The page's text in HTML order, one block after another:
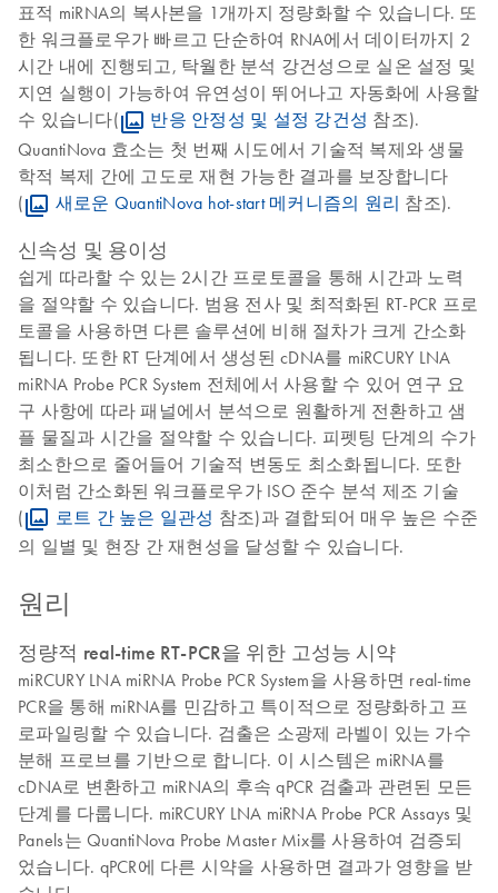
표적 miRNA의 복사본을 1개까지 정량화할 수 있습니다. 또
한 워크플로우가 빠르고 단순하여 RNA에서 데이터까지 2
시간 내에 진행되고, 탁월한 분석 강건성으로 실온 설정 및
지연 실행이 가능하여 유연성이 뛰어나고 자동화에 사용할
수 있습니다(
반응 안정성 및 설정 강건성 참조).
QuantiNova 효소는 첫 번째 시도에서 기술적 복제와 생물
학적 복제 간에 고도로 재현 가능한 결과를 보장합니다
(
새로운 QuantiNova hot-start 메커니즘의 원리 참조).
신속성 및 용이성
쉽게 따라할 수 있는 2시간 프로토콜을 통해 시간과 노력
을 절약할 수 있습니다. 범용 전사 및 최적화된 RT-PCR 프로
토콜을 사용하면 다른 솔루션에 비해 절차가 크게 간소화
됩니다. 또한 RT 단계에서 생성된 cDNA를 miRCURY LNA
miRNA Probe PCR System 전체에서 사용할 수 있어 연구 요
구 사항에 따라 패널에서 분석으로 원활하게 전환하고 샘
플 물질과 시간을 절약할 수 있습니다. 피펫팅 단계의 수가
최소한으로 줄어들어 기술적 변동도 최소화됩니다. 또한
이처럼 간소화된 워크플로우가 ISO 준수 분석 제조 기술
(
로트 간 높은 일관성 참조)과 결합되어 매우 높은 수준
의 일별 및 현장 간 재현성을 달성할 수 있습니다.
원리
정량적 real-time RT-PCR을 위한 고성능 시약
miRCURY LNA miRNA Probe PCR System을 사용하면 real-time
PCR을 통해 miRNA를 민감하고 특이적으로 정량화하고 프
로파일링할 수 있습니다. 검출은 소광제 라벨이 있는 가수
분해 프로브를 기반으로 합니다. 이 시스템은 miRNA를
cDNA로 변환하고 miRNA의 후속 qPCR 검출과 관련된 모든
단계를 다룹니다. miRCURY LNA miRNA Probe PCR Assays 및
Panels는 QuantiNova Probe Master Mix를 사용하여 검증되
었습니다. qPCR에 다른 시약을 사용하면 결과가 영향을 받